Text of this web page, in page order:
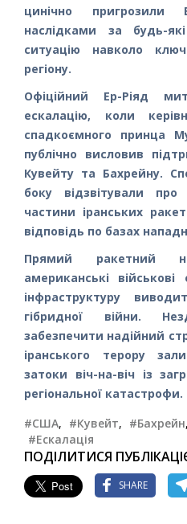
цинічно пригрозили
наслідками за будь-
ситуацію навколо
регіону.
Офіційний Ер-Ріяд
ескалацію, коли
спадкоємного принца
публічно висловив
Кувейту та Бахрейну.
боку відзвітували про
частини іранських
відповідь по базах
Прямий ракетний
американські
інфраструктуру
гібридної війни.
забезпечити надійний
іранського терору
затоки віч-на-віч із
регіональної катастрофи.
#США, #Кувейт, #Бахрейн,
#Ескалація
ПОДІЛИТИСЯ
SHARE